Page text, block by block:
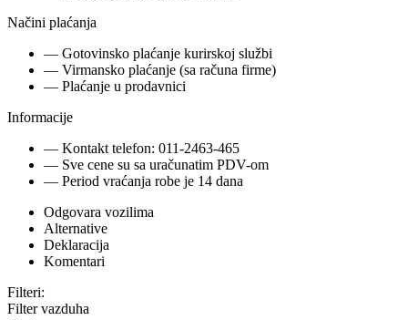
Načini plaćanja
— Gotovinsko plaćanje kurirskoj službi
— Virmansko plaćanje (sa računa firme)
— Plaćanje u prodavnici
Informacije
— Kontakt telefon: 011-2463-465
— Sve cene su sa uračunatim PDV-om
— Period vraćanja robe je 14 dana
Odgovara vozilima
Alternative
Deklaracija
Komentari
Filteri:
Filter vazduha